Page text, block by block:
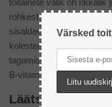
toitainete valik on rikkalik
rohkesti magneesiumit,
sisaldavad
kolesterooli alandamisel,
tagamisel. Lisaks
B-vitamiini.
Läätse retsept
Värsked